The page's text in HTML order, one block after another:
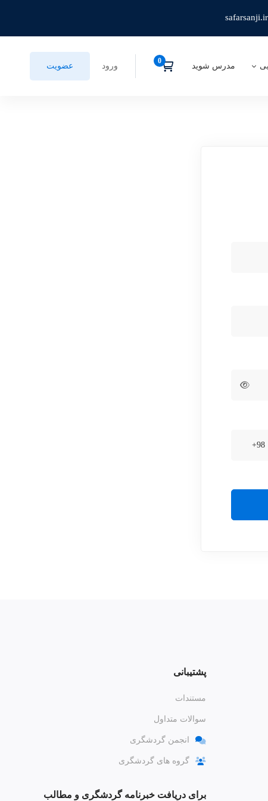
safarsanji.ir
مدرس شوید ورود عضویت
پشتیبانی
مستندات
سوالات متداول
انجمن گردشگری
گروه های گردشگری
برای دریافت خبرنامه گردشگری و مطالب